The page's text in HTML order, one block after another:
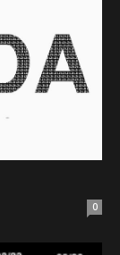
0